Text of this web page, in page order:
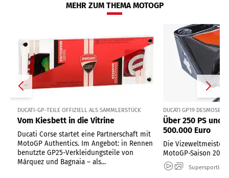
MEHR ZUM THEMA MOTOGP
DUCATI-GP-TEILE OFFIZIELL ALS SAMMLERSTÜCK
Vom Kiesbett in die Vitrine
Ducati Corse startet eine Partnerschaft mit
MotoGP Authentics. Im Angebot: in Rennen
benutzte GP25-Verkleidungsteile von
Márquez und Bagnaia – als...
DUCATI GP19
Über 250 PS und
500.000 Euro
Die
MotoGP-Saison
Supersportler